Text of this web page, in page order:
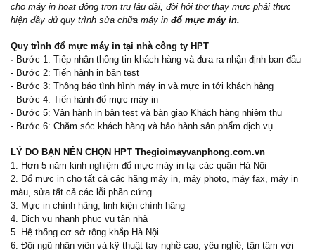
cho máy in hoạt động trơn tru lâu dài, đòi hỏi thợ thay mực phải thực
hiện đầy đủ quy trình sửa chữa máy in đổ mực máy in.
Quy trình đổ mực máy in tại nhà công ty HPT
- Bước 1: Tiếp nhận thông tin khách hàng và đưa ra nhận định ban đầu
- Bước 2: Tiến hành in bản test
- Bước 3: Thông báo tình hình máy in và mực in tới khách hàng
- Bước 4: Tiến hành đổ mực máy in
- Bước 5: Vận hành in bản test và bàn giao Khách hàng nhiệm thu
- Bước 6: Chăm sóc khách hàng và bảo hành sản phẩm dịch vụ
LÝ DO BẠN NÊN CHỌN HPT Thegioimayvanphong.com.vn
1. Hơn 5 năm kinh nghiệm đổ mực máy in tại các quận Hà Nội
2. Đổ mực in cho tất cả các hãng máy in, máy photo, máy fax, máy in
màu, sửa tất cả các lỗi phần cứng.
3. Mực in chính hãng, linh kiện chính hãng
4. Dịch vụ nhanh phục vụ tận nhà
5. Hệ thống cơ sở rộng khắp Hà Nội
6. Đội ngũ nhân viên và kỹ thuật tay nghề cao, yêu nghề, tận tâm với